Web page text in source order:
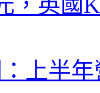
上半